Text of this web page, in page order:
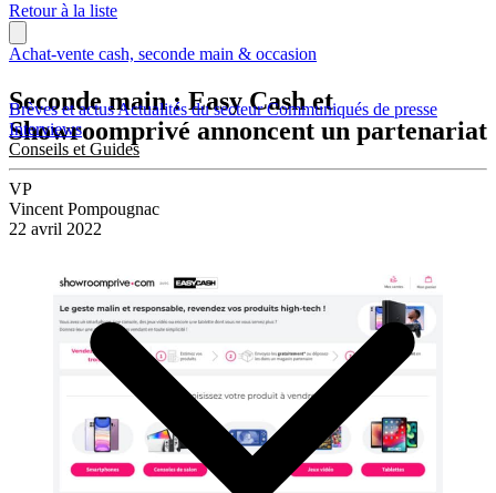
Brèves et actusActualités du secteurCommuniqués de presse
Interviews
Conseils et Guides
Retour à la liste
Achat-vente cash, seconde main & occasion
Seconde main : Easy Cash et
Showroomprivé annoncent un partenariat
VP
Vincent Pompougnac
22 avril 2022